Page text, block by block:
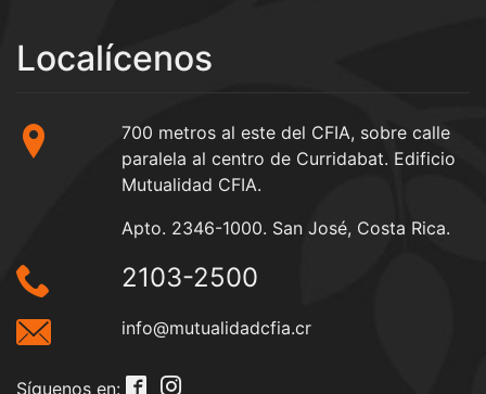
Localícenos
700 metros al este del CFIA, sobre calle
paralela al centro de Curridabat. Edificio
Mutualidad CFIA.
Apto. 2346-1000. San José, Costa Rica.
2103-2500
info@mutualidadcfia.cr
Síguenos en: